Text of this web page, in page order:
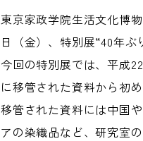
東京家政学院生活文化博
日（金）、特別展“40年
今回の特別展では、平成
に移管された資料から初
移管された資料には中国
アの染織品など、研究室